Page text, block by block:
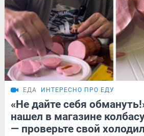
ЕДА ИНТЕРЕСНО ПРО ЕДУ
«Не дайте себя
нашел в магазине
— проверьте свой